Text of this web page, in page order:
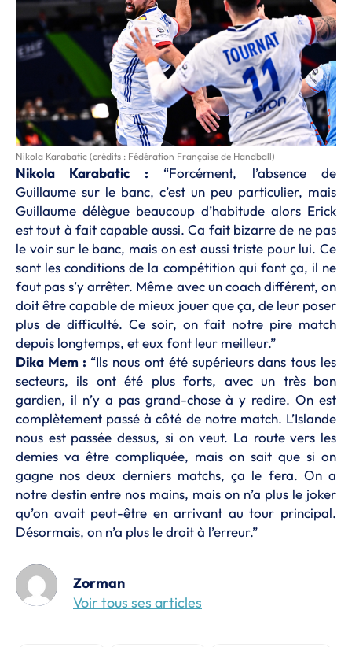
Nikola Karabatic (crédits : Fédération Française de Handball)
Nikola Karabatic : “Forcément, l’absence de
Guillaume sur le banc, c’est un peu particulier, mais
Guillaume délègue beaucoup d’habitude alors Erick
est tout à fait capable aussi. Ca fait bizarre de ne pas
le voir sur le banc, mais on est aussi triste pour lui. Ce
sont les conditions de la compétition qui font ça, il ne
faut pas s’y arrêter. Même avec un coach différent, on
doit être capable de mieux jouer que ça, de leur poser
plus de difficulté. Ce soir, on fait notre pire match
depuis longtemps, et eux font leur meilleur.”
Dika Mem : “Ils nous ont été supérieurs dans tous les
secteurs, ils ont été plus forts, avec un très bon
gardien, il n’y a pas grand-chose à y redire. On est
complètement passé à côté de notre match. L’Islande
nous est passée dessus, si on veut. La route vers les
demies va être compliquée, mais on sait que si on
gagne nos deux derniers matchs, ça le fera. On a
notre destin entre nos mains, mais on n’a plus le joker
qu’on avait peut-être en arrivant au tour principal.
Désormais, on n’a plus le droit à l’erreur.”
Zorman
Voir tous ses articles